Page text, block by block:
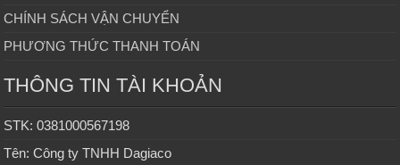
CHÍNH SÁCH VẬN CHUYỂN
PHƯƠNG THỨC THANH TOÁN
THÔNG TIN TÀI KHOẢN
STK: 0381000567198
Tên: Công ty TNHH Dagiaco